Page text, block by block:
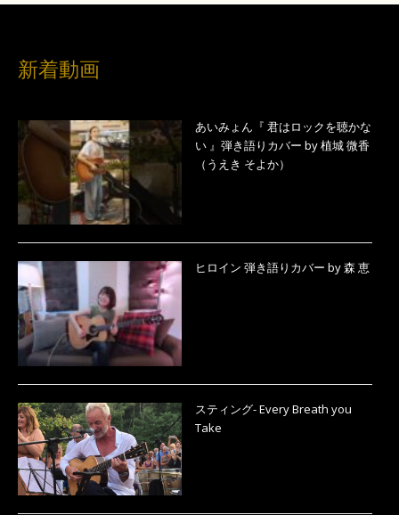
新着動画
あいみょん『 君はロックを聴かな
い 』弾き語りカバー by 植城 微香
（うえき そよか）
ヒロイン 弾き語りカバー by 森 恵
スティング- Every Breath you
Take